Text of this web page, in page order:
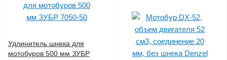
Удлинитель шнека для
мотобуров 500 мм ЗУБР